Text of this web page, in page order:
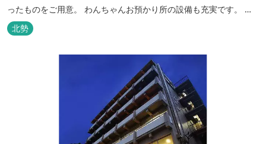
ったものをご用意。 わんちゃんお預かり所の設備も充実です。 女
将手作りのお酢とカモシカソフトが人気です。 お食事処と大浴場の
脱衣所に最新の高機能換気設備を導入いたしました。
北勢